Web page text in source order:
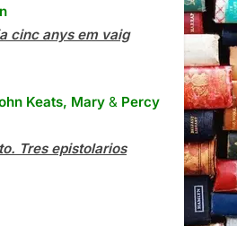
cinc anys em vaig
Keats, Mary & Percy
Tres epistolarios